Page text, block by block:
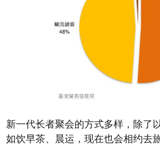
新一代长者聚会的方式多样，除了
如饮早茶、晨运，现在也会相约去